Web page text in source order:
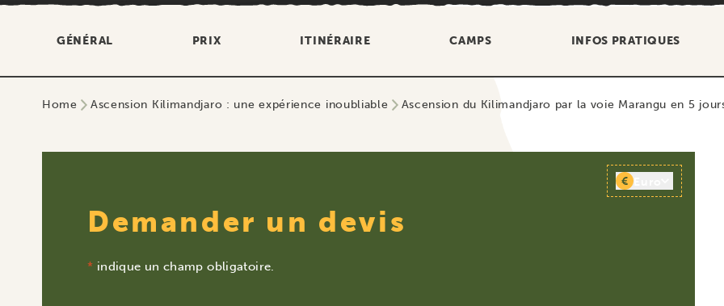
GÉNÉRAL PRIX ITINÉRAIRE CAMPS INFOS PRATIQUES
Home Ascension Kilimandjaro : une expérience inoubliable Ascension du Kilimandjaro par la voie Marangu en 5
Demander un devis
€
* indique un champ obligatoire.